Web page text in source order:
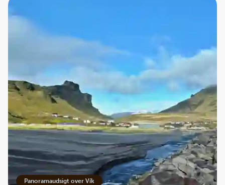
Panoramaudsigt over Vík